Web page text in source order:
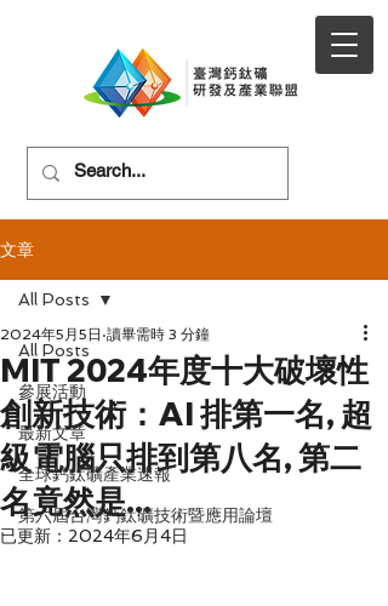
文章
All Posts
參展活動
最新文章
全球鈣鈦礦產業速報
第六屆台灣鈣鈦礦技術暨應用論壇
All Posts
MIT 2024年度十大破壞性
創新技術：AI 排第一名, 超
級電腦只排到第八名, 第二
名竟然是...
2024年5月5日 讀畢需時 3 分鐘
已更新： 2024年6月4日